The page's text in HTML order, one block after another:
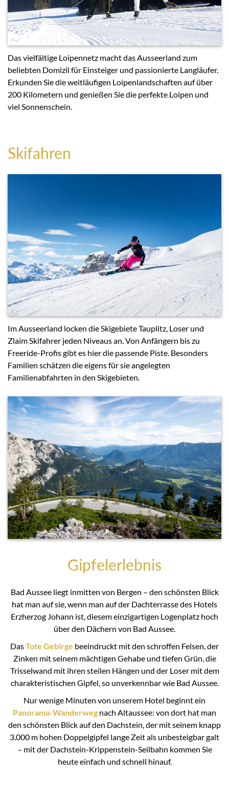
Das vielfältige Loipennetz macht das Ausseerland zum
beliebten Domizil für Einsteiger und passionierte Langläufer.
Erkunden Sie die weitläufigen Loipenlandschaften auf über
200 Kilometern und genießen Sie die perfekte Loipen und
viel Sonnenschein.
Skifahren
Im Ausseerland locken die Skigebiete Tauplitz, Loser und
Zlaim Skifahrer jeden Niveaus an. Von Anfängern bis zu
Freeride-Profis gibt es hier die passende Piste. Besonders
Familien schätzen die eigens für sie angelegten
Familienabfahrten in den Skigebieten.
Gipfelerlebnis
Bad Aussee liegt inmitten von Bergen – den schönsten Blick
hat man auf sie, wenn man auf der Dachterrasse des Hotels
Erzherzog Johann ist, diesem einzigartigen Logenplatz hoch
über den Dächern von Bad Aussee.
DasTote Gebirge beeindruckt mit den schroffen Felsen, der
Zinken mit seinem mächtigen Gehabe und tiefen Grün, die
Trisselwand mit ihren steilen Hängen und der Loser mit dem
charakteristischen Gipfel, so unverkennbar wie Bad Aussee.
Nur wenige Minuten von unserem Hotel beginnt ein
Panorama-Wanderweg nach Altaussee: von dort hat man
den schönsten Blick auf den Dachstein, der mit seinem knapp
3.000 m hohen Doppelgipfel lange Zeit als unbesteigbar galt
– mit der Dachstein-Krippenstein-Seilbahn kommen Sie
heute einfach und schnell hinauf.